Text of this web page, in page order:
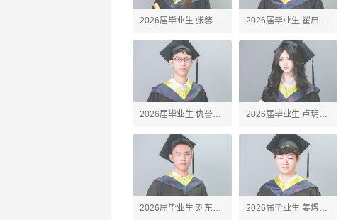
2026届毕业生 张馨予 2026届毕业生 翟启善
2026届毕业生 仇誉竣 2026届毕业生 卢玥
2026届毕业生 刘东珩 2026届毕业生 姜煜垒